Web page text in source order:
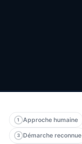
1 Approche humaine
3 Démarche reconnue